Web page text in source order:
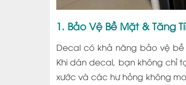
1. Bảo Vệ Bề Mặt & Tăng
Decal có khả năng bảo vệ
Khi dán decal, bạn không chỉ
xước và các hư hỏng không